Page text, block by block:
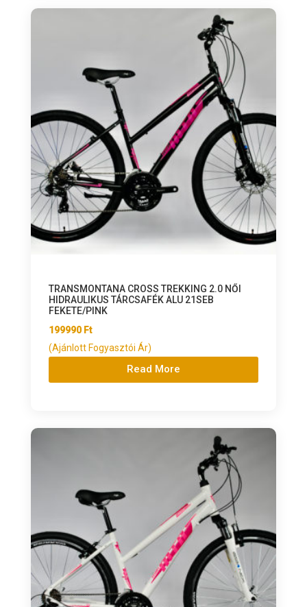
TRANSMONTANA CROSS TREKKING 2.0 NŐI
HIDRAULIKUS TÁRCSAFÉK ALU 21SEB
FEKETE/PINK
199990 Ft
(Ajánlott Fogyasztói Ár)
Read More